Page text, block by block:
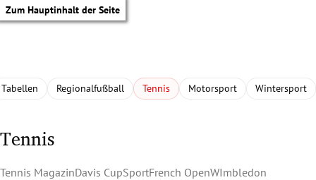
Zum Hauptinhalt der Seite
Tabellen Regionalfußball Tennis Motorsport Wintersport
Tennis
Tennis MagazinDavis CupSportFrench OpenWImbledon